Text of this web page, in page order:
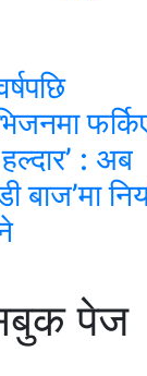
हल्दार’ : अब
बाज’मा
पेज